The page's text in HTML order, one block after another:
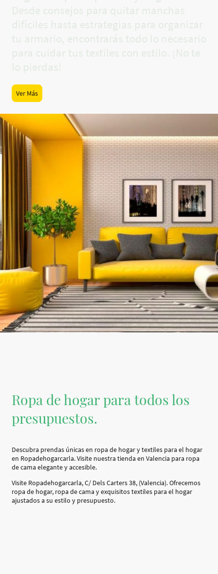
Ver Más
Ropa de hogar para todos los
presupuestos.
Descubra prendas únicas en ropa de hogar y textiles para el hogar
en Ropadehogarcarla. Visite nuestra tienda en Valencia para ropa
de cama elegante y accesible.
Visite Ropadehogarcarla, C/ Dels Carters 38, (Valencia). Ofrecemos
ropa de hogar, ropa de cama y exquisitos textiles para el hogar
ajustados a su estilo y presupuesto.